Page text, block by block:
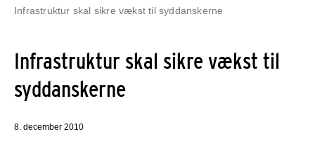
Infrastruktur skal sikre vækst til syddanskerne
Infrastruktur skal sikre vækst til
syddanskerne
8. december 2010